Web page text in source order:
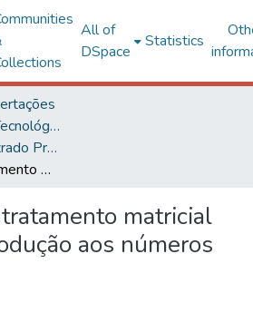
All of
DSpace
Statistics
Ciências Exatas e Tecnológicas
Matemática - Mestrado Profissional
Explorando o tratamento matricial para uma introdução aos números complexos
matricial
aos números